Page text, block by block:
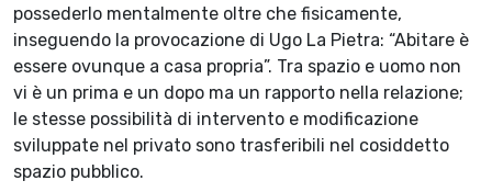
possederlo mentalmente oltre che fisicamente,
inseguendo la provocazione di Ugo La Pietra: “Abitare è
essere ovunque a casa propria”. Tra spazio e uomo non
vi è un prima e un dopo ma un rapporto nella relazione;
le stesse possibilità di intervento e modificazione
sviluppate nel privato sono trasferibili nel cosiddetto
spazio pubblico.